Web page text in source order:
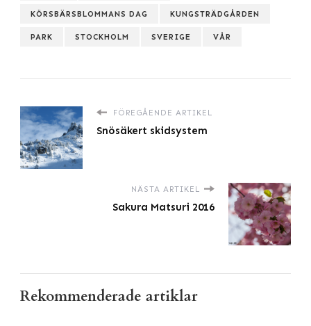
KÖRSBÄRSBLOMMANS DAG KUNGSTRÄDGÅRDEN
PARK STOCKHOLM SVERIGE VÅR
FÖREGÅENDE ARTIKEL
Snösäkert skidsystem
NÄSTA ARTIKEL
Sakura Matsuri 2016
Rekommenderade artiklar